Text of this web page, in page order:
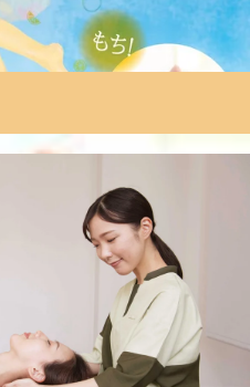
始まりました!
のゴトウです!!雨で湿度が
ないのに暑さで汗ばんでき
ですね!今年も始まりました!